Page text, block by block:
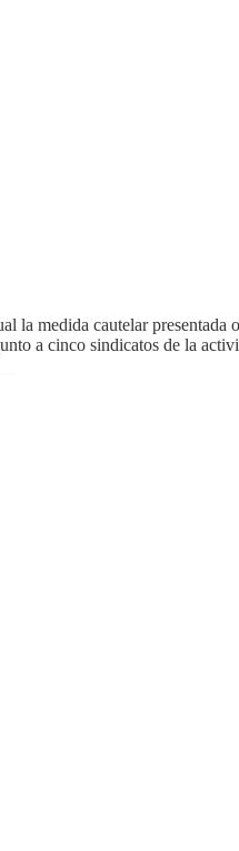
medida cautelar presentada
a cinco sindicatos de la